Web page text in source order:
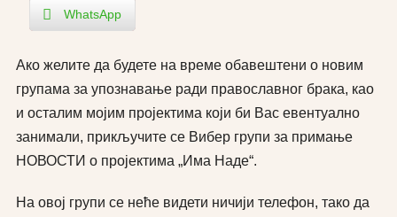
WhatsApp
Ако желите да будете на време обавештени о новим
групама за упознавање ради православног брака, као
и осталим мојим пројектима који би Вас евентуално
занимали, прикључите се Вибер групи за примање
НОВОСТИ о пројектима „Има Наде“.
На овој групи се неће видети ничији телефон, тако да